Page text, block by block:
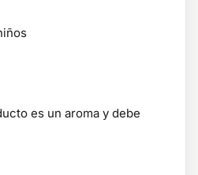
es un aroma y debe